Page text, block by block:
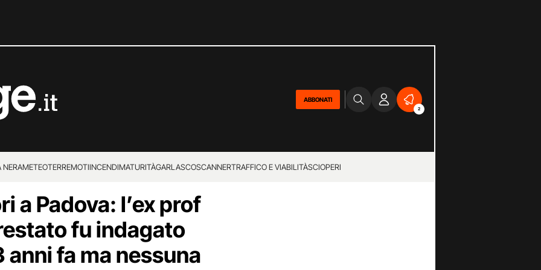
ABBONATI
2
NERAMETEOTERREMOTIINCENDIMATURITÀGARLASCOSCANNERTRAFFICO E VIABILITÀSCIOPERI
a Padova: l’ex prof
fu indagato
anni fa ma nessuna